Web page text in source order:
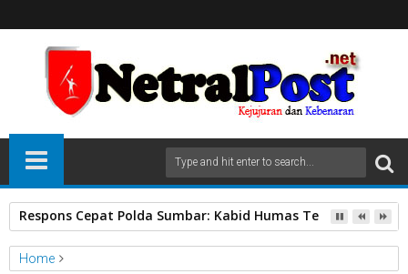
Respons Cepat Polda Sumbar: Kabid Humas Tegaskan
Home